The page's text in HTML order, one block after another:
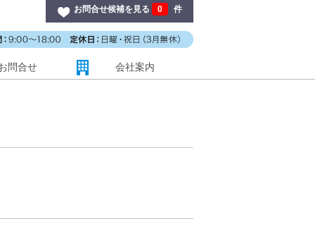
お問合せ候補を見る 0 件
問合せ 会社案内